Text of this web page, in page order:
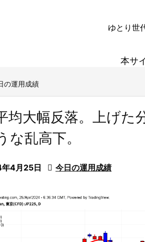
ゆとり世
本サ
の運用成績
均大幅反落。上げた
な乱高下。
4月25日  今日の運用成績